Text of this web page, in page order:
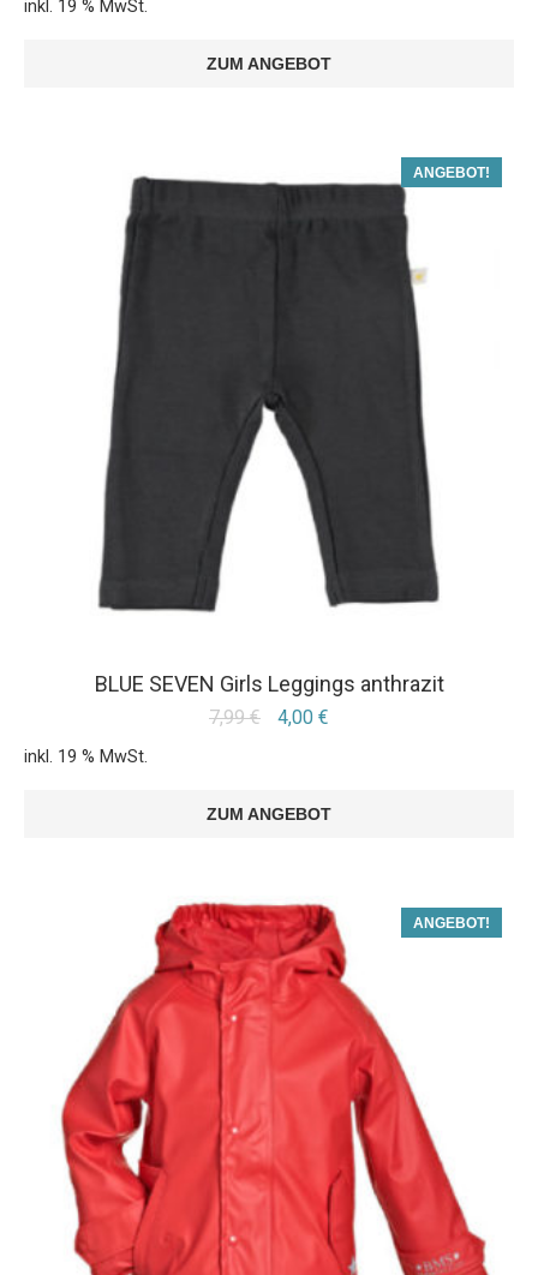
inkl. 19 % MwSt.
ZUM ANGEBOT
ANGEBOT!
BLUE SEVEN Girls Leggings anthrazit
7,99€ 4,00 €
inkl. 19 % MwSt.
ZUM ANGEBOT
ANGEBOT!